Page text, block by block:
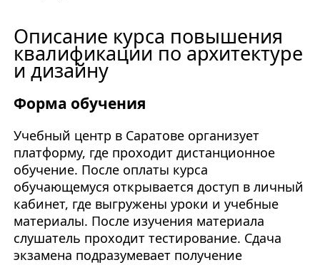
Описание курса повышения
квалификации по архитектуре
и дизайну
Форма обучения
Учебный центр в Саратове организует
платформу, где проходит дистанционное
обучение. После оплаты курса
обучающемуся открывается доступ в личный
кабинет, где выгружены уроки и учебные
материалы. После изучения материала
слушатель проходит тестирование. Сдача
экзамена подразумевает получение